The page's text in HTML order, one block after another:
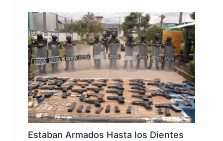
Estaban Armados Hasta los Dientes